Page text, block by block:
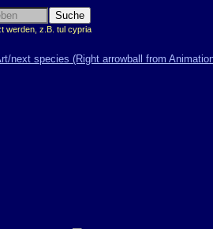
werden, z.B. tul cypria